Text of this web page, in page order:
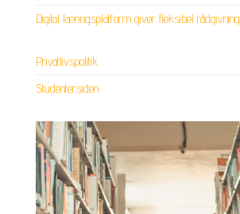
Digital læringsplatform giver fleksibel rådgivning
Privatlivspolitik
Studentersiden